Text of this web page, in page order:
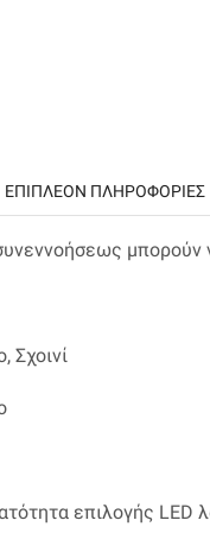
ΕΠΙΠΛΈΟΝ ΠΛΗΡΟΦΟΡΊΕΣ
Σχοινί
επιλογής LED